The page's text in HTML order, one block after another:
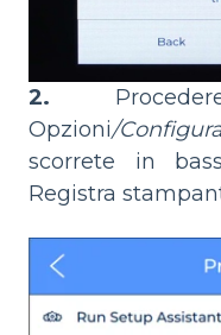
2.
Opzioni/
scorrete in
Registra